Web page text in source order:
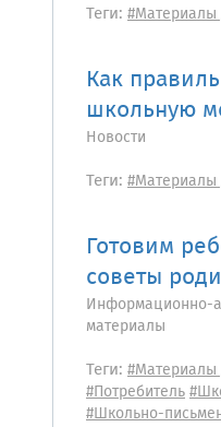
Теги:
Как
школьную
Новости
Теги:
Готовим
советы
Информационно-
материалы
Теги:
#Потребитель
#Школьно-